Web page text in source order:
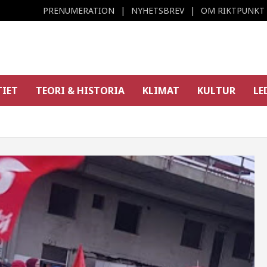
PRENUMERATION NYHETSBREV OM RIKTPUNKT
TEORI & HISTORIA KLIMAT KULTUR